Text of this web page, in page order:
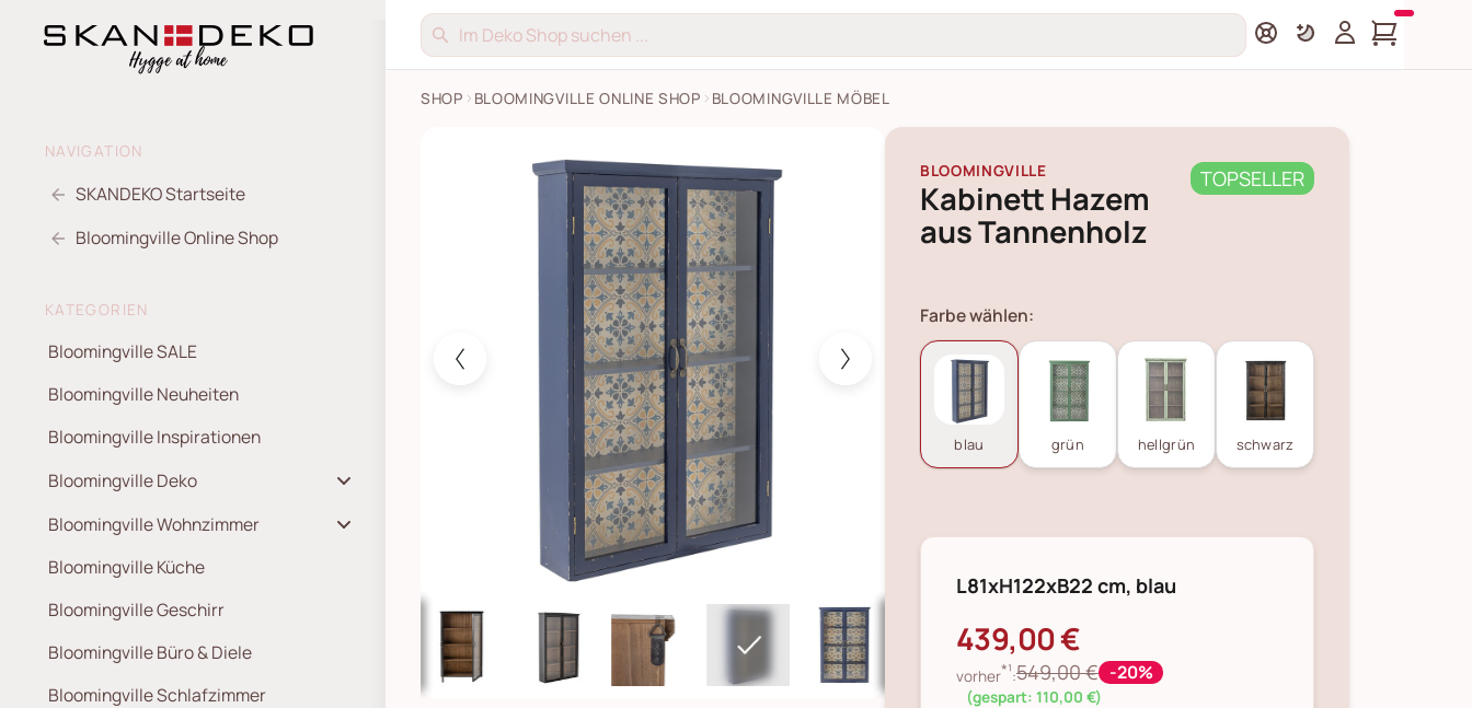
NAVIGATION
SKANDEKO Startseite
Bloomingville Online Shop
KATEGORIEN
Bloomingville SALE
Bloomingville Neuheiten
Bloomingville Inspirationen
Bloomingville Deko
Bloomingville Wohnzimmer
Bloomingville Küche
Bloomingville Geschirr
Bloomingville Büro & Diele
Bloomingville Schlafzimmer
SHOP BLOOMINGVILLE ONLINE SHOP BLOOMINGVILLE MÖBEL
TOPSELLER
BLOOMINGVILLE
Kabinett Hazem
aus Tannenholz
Farbe wählen:
blau grün hellgrün schwarz
L81xH122xB22 cm, blau
439,00 €
vorher*¹:549,00 € -20%
(gespart: 110,00 €)